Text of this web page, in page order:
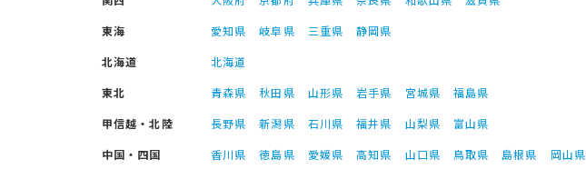
東海
愛知県 岐阜県 三重県
静岡県
北海道
北海道
東北
青森県 秋田県 山形県 岩手県 宮城県
福島県
甲信越・北陸
長野県 新潟県 石川県 福井県 山梨県
富山県
中国・四国
香川県 徳島県 愛媛県 高知県 山口県 鳥取県 島根県 岡山県